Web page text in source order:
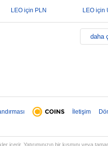
LEO için PLN LEO için
daha
İletişim
Yatırımınızın bir kısmını veya